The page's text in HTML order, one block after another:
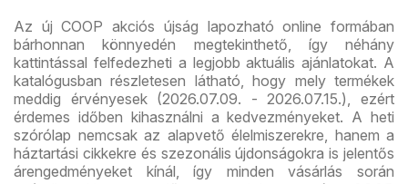
Az új COOP akciós újság lapozható online formában
bárhonnan könnyedén megtekinthető, így néhány
kattintással felfedezheti a legjobb aktuális ajánlatokat. A
katalógusban részletesen látható, hogy mely termékek
meddig érvényesek (2026.07.09. - 2026.07.15.), ezért
érdemes időben kihasználni a kedvezményeket. A heti
szórólap nemcsak az alapvető élelmiszerekre, hanem a
háztartási cikkekre és szezonális újdonságokra is jelentős
árengedményeket kínál, így minden vásárlás során